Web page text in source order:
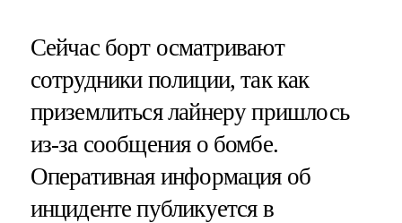
Сейчас борт осматривают
сотрудники полиции, так как
приземлиться лайнеру пришлось
из-за сообщения о бомбе.
Оперативная информация об
инциденте публикуется в